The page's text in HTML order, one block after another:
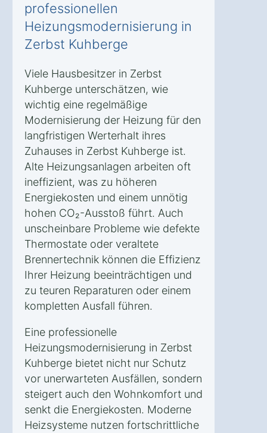
professionellen
Heizungsmodernisierung in
Zerbst Kuhberge
Viele Hausbesitzer in Zerbst
Kuhberge unterschätzen, wie
wichtig eine regelmäßige
Modernisierung der Heizung für den
langfristigen Werterhalt ihres
Zuhauses in Zerbst Kuhberge ist.
Alte Heizungsanlagen arbeiten oft
ineffizient, was zu höheren
Energiekosten und einem unnötig
hohen CO₂-Ausstoß führt. Auch
unscheinbare Probleme wie defekte
Thermostate oder veraltete
Brennertechnik können die Effizienz
Ihrer Heizung beeinträchtigen und
zu teuren Reparaturen oder einem
kompletten Ausfall führen.
Eine professionelle
Heizungsmodernisierung in Zerbst
Kuhberge bietet nicht nur Schutz
vor unerwarteten Ausfällen, sondern
steigert auch den Wohnkomfort und
senkt die Energiekosten. Moderne
Heizsysteme nutzen fortschrittliche